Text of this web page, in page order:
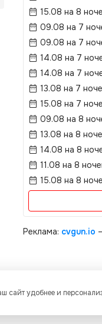
15.08 на 8
09.08 на 7
09.08 на 7
14.08 на 7
14.08 на 7
13.08 на 7
15.08 на 7
09.08 на 8
13.08 на 8
14.08 на 8
11.08 на 8
15.08 на 8
Реклама: cvgun.io
текстовое и
сайт удобнее и